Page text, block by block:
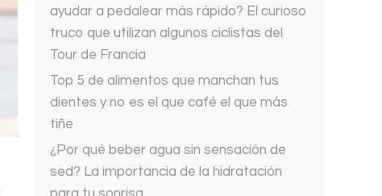
ayudar a pedalear más rápido? El curioso
truco que utilizan algunos ciclistas del
Tour de Francia
Top 5 de alimentos que manchan tus
dientes y no es el que café el que más
tiñe
¿Por qué beber agua sin sensación de
sed? La importancia de la hidratación